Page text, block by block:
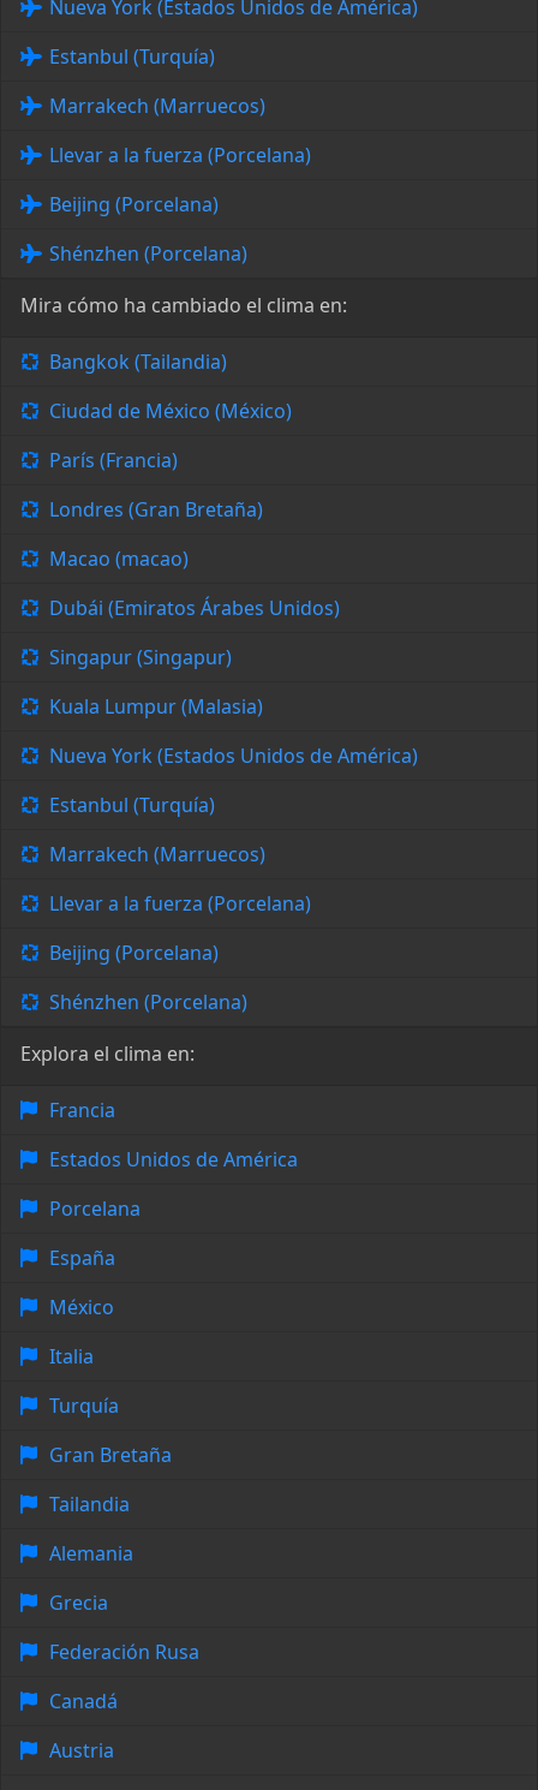
Nueva York (Estados Unidos de América)
Estanbul (Turquía)
Marrakech (Marruecos)
Llevar a la fuerza (Porcelana)
Beijing (Porcelana)
Shénzhen (Porcelana)
Mira cómo ha cambiado el clima en:
Bangkok (Tailandia)
Ciudad de México (México)
París (Francia)
Londres (Gran Bretaña)
Macao (macao)
Dubái (Emiratos Árabes Unidos)
Singapur (Singapur)
Kuala Lumpur (Malasia)
Nueva York (Estados Unidos de América)
Estanbul (Turquía)
Marrakech (Marruecos)
Llevar a la fuerza (Porcelana)
Beijing (Porcelana)
Shénzhen (Porcelana)
Explora el clima en:
Francia
Estados Unidos de América
Porcelana
España
México
Italia
Turquía
Gran Bretaña
Tailandia
Alemania
Grecia
Federación Rusa
Canadá
Austria